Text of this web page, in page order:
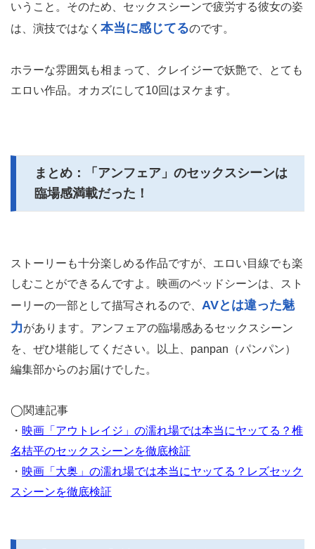
いうこと。そのため、セックスシーンで疲労する彼女の姿
は、演技ではなく 本当に感じてるのです。
ホラーな雰囲気も相まって、クレイジーで妖艶で、とても
エロい作品。オカズにして10回はヌケます。
まとめ：「アンフェア」のセックスシーンは
臨場感満載だった！
ストーリーも十分楽しめる作品ですが、エロい目線でも楽
しむことができるんですよ。映画のベッドシーンは、スト
ーリーの一部として描写されるので、 AVとは違った魅
力があります。アンフェアの臨場感あるセックスシーン
を、ぜひ堪能してください。以上、panpan（パンパン）
編集部からのお届けでした。
◯関連記事
・ 映画「アウトレイジ」の濡れ場では本当にヤッてる？椎
名桔平のセックスシーンを徹底検証
・ 映画「大奥」の濡れ場では本当にヤッてる？レズセック
スシーンを徹底検証